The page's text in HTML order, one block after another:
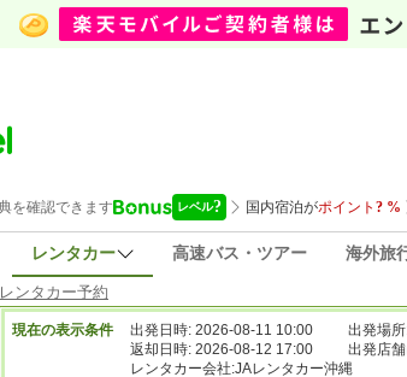
レンタカー 高速バス・ツアー 海外旅
レンタカー予約
現在の表示条件 出発日時: 2026-08-11 10:00
出発場
返却日時: 2026-08-12 17:00
出発店
レンタカー会社:JAレンタカー沖縄